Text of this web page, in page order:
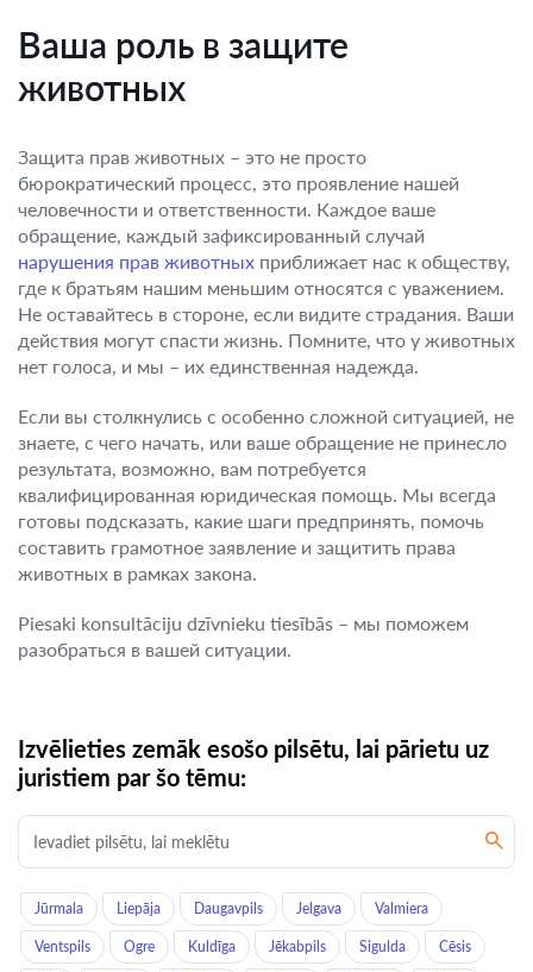
Ваша роль в защите
животных
Защита прав животных – это не просто
бюрократический процесс, это проявление нашей
человечности и ответственности. Каждое ваше
обращение, каждый зафиксированный случай
нарушения прав животных приближает нас к обществу,
где к братьям нашим меньшим относятся с уважением.
Не оставайтесь в стороне, если видите страдания. Ваши
действия могут спасти жизнь. Помните, что у животных
нет голоса, и мы – их единственная надежда.
Если вы столкнулись с особенно сложной ситуацией, не
знаете, с чего начать, или ваше обращение не принесло
результата, возможно, вам потребуется
квалифицированная юридическая помощь. Мы всегда
готовы подсказать, какие шаги предпринять, помочь
составить грамотное заявление и защитить права
животных в рамках закона.
Piesaki konsultāciju dzīvnieku tiesībās – мы поможем
разобраться в вашей ситуации.
Izvēlieties zemāk esošo pilsētu, lai pārietu uz
juristiem par šo tēmu:
Jūrmala Liepāja Daugavpils Jelgava Valmiera
Ventspils Ogre Kuldīga Jēkabpils Sigulda Cēsis